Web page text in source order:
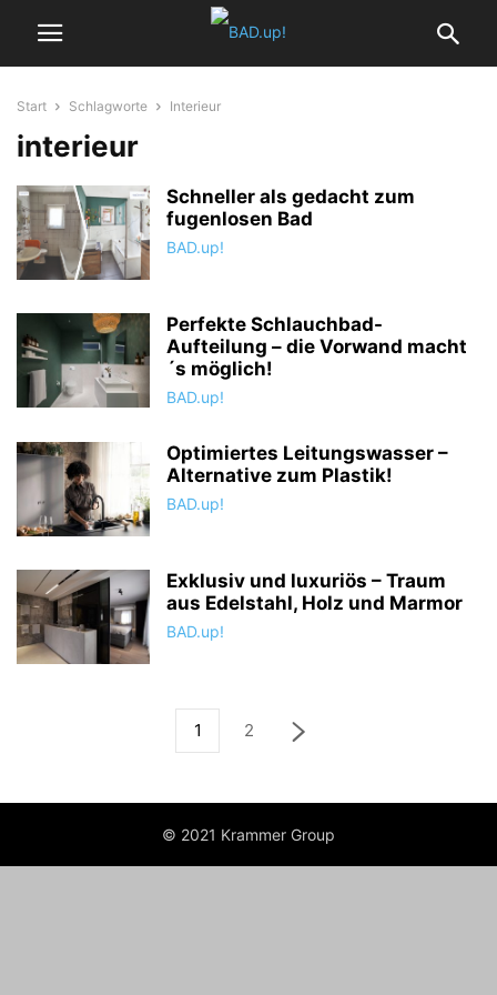
Start Schlagworte Interieur
interieur
Schneller als gedacht zum
fugenlosen Bad
BAD.up!
Perfekte Schlauchbad-
Aufteilung – die Vorwand macht
´s möglich!
BAD.up!
Optimiertes Leitungswasser –
Alternative zum Plastik!
BAD.up!
Exklusiv und luxuriös – Traum
aus Edelstahl, Holz und Marmor
BAD.up!
1 2
© 2021 Krammer Group